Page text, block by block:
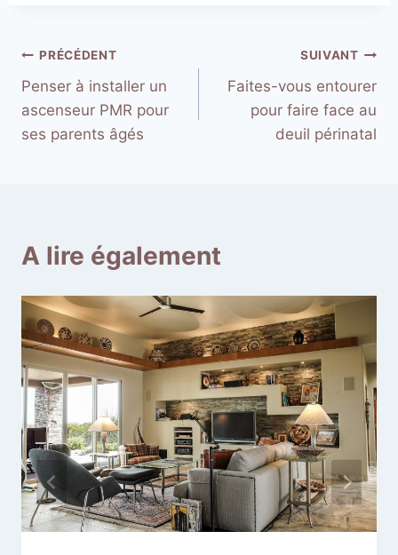
Navigation
de
l’article
PRÉCÉDENT
Penser à installer un
ascenseur PMR pour
ses parents âgés
SUIVANT
Faites-vous entourer
pour faire face au
deuil périnatal
A lire également